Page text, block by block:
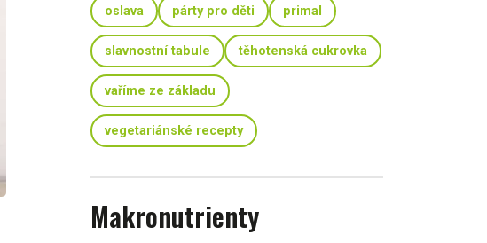
oslava párty pro děti primal
slavnostní tabule těhotenská cukrovka
vaříme ze základu
vegetariánské recepty
Makronutrienty